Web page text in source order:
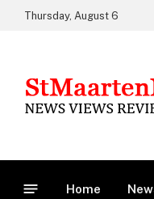
Thursday, August 6
Home